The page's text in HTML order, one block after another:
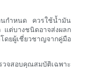
นกำหนด ควรใช้น้ำมัน
แต่บางชนิดอาจส่งผลก
ดยผู้เชี่ยวชาญจากคู่มือ
วจสอบคุณสมบัติเฉพาะ